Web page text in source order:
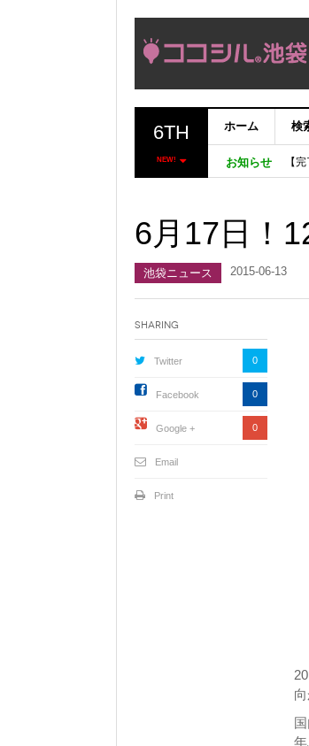
6TH
NEW!
ホーム 検
お知らせ
【
【
コ
6月17日！
池袋ニュース 2015-06-13
年
Sharing
Twitter 0
Facebook 0
Google + 0
Email
Print